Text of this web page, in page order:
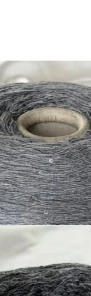
70%, шёлк 20%
оттенком
70%, шёлк 20%